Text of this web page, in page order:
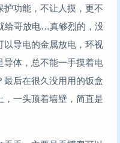
功能，不让人摸，更不
给哥放电…真够烈的，没
以导电的金属放电，环视
导体，总不能一手摸着电
最后在很久没用用的饭盒
，一头顶着墙壁，简直是